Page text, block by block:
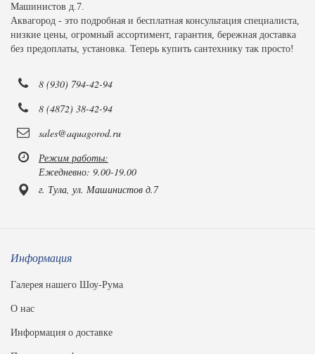
Машинистов д.7.
Аквагород - это подробная и бесплатная консультация специалиста,
низкие цены, огромный ассортимент, гарантия, бережная доставка
без предоплаты, установка. Теперь купить сантехнику так просто!
8 (930) 794-42-94
8 (4872) 38-42-94
sales@aquagorod.ru
Режим работы:
Ежедневно: 9.00-19.00
г. Тула, ул. Машинистов д.7
Информация
Галерея нашего Шоу-Рума
О нас
Информация о доставке